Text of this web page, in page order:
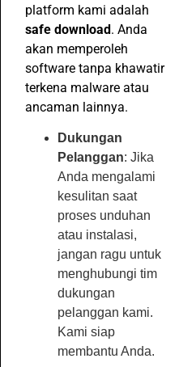
platform kami adalah
safe download. Anda
akan memperoleh
software tanpa khawatir
terkena malware atau
ancaman lainnya.
Dukungan
Pelanggan: Jika
Anda mengalami
kesulitan saat
proses unduhan
atau instalasi,
jangan ragu untuk
menghubungi tim
dukungan
pelanggan kami.
Kami siap
membantu Anda.